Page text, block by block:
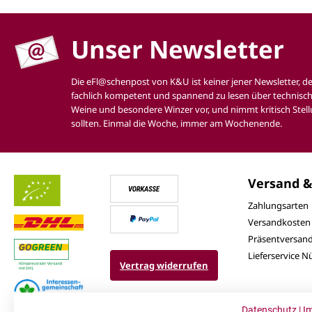
Unser Newsletter
Die eFl@schenpost von K&U ist keiner jener Newsletter,
fachlich kompetent und spannend zu lesen über
Weine und besondere Winzer vor, und nimmt kritisch
sollten. Einmal die Woche, immer am Wochenende.
Vertrag widerrufen
Versand
Zahlungsarten
Versandkosten
Präsentversand
Lieferservice